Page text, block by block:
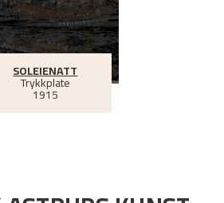
SOLEIENATT
Trykkplate
1915